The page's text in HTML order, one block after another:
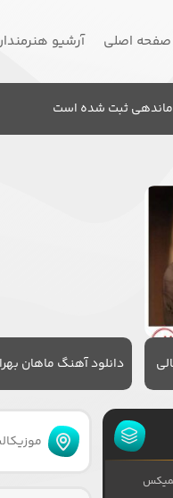
صفحه اصلی آرشیو
ثبت شده است
دانلود آهنگ ماهان